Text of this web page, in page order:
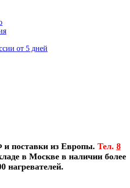
от 5 дней
и поставки из Европы. Тел. 8
в Москве в наличии более
нагревателей.